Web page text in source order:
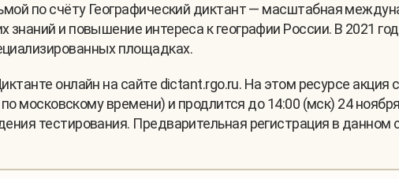
по счёту Географический диктант — масштабная
знаний и повышение интереса к географии России. В 2021
площадках.
онлайн на сайте dictant.rgo.ru. На этом ресурсе акция
московскому времени) и продлится до 14:00 (мск) 24
тестирования. Предварительная регистрация в данном